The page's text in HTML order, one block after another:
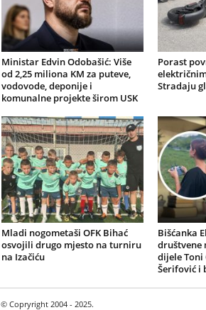
Ministar Edvin Odobašić: Više
od 2,25 miliona KM za puteve,
vodovode, deponije i
komunalne projekte širom USK
Porast
Stradaju
Mladi nogometaši OFK Bihać
osvojili drugo mjesto na turniru
na Izačiću
Bišćanka
društvene
dijele Toni
Šerifović i
© Copryright 2004 - 2025.